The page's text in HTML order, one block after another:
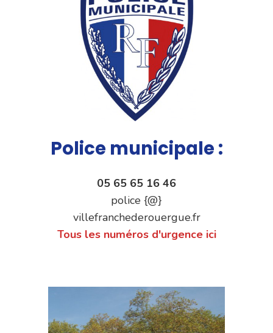
Police municipale :
05 65 65 16 46
police {@}
villefranchederouergue.fr
Tous les numéros d'urgence ici